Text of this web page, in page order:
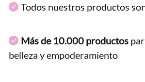
Todos nuestros productos
Más de 10.000 productos
belleza y empoderamiento